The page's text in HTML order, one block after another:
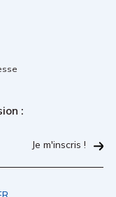
:
Je m'inscris !